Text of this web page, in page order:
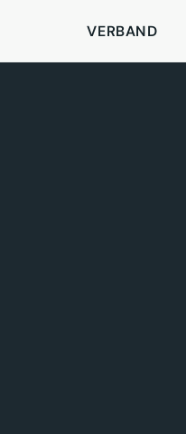
VERBAND